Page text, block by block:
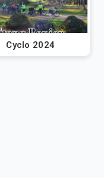
Cyclo 2024